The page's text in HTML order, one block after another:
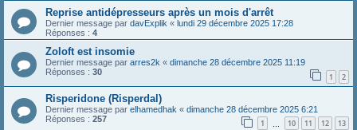
Reprise antidépresseurs après un mois d'arrêt
Dernier message par davExplik « lundi 29 décembre 2025 17:28
Réponses : 4
Zoloft est insomie
Dernier message par arres2k « dimanche 28 décembre 2025 11:19
Réponses : 30 1 2
Risperidone (Risperdal)
Dernier message par elhamedhak « dimanche 28 décembre 2025 6:21
Réponses : 257 1 10 11 12 13